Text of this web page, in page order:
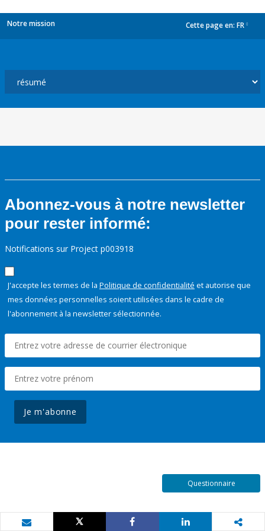
Notre mission Cette page en: FR
Abonnez-vous à notre newsletter
pour rester informé:
Notifications sur Project p003918
J'accepte les termes de la Politique de confidentialité et autorise que
mes données personnelles soient utilisées dans le cadre de
l'abonnement à la newsletter sélectionnée.
Je m'abonne
Questionnaire